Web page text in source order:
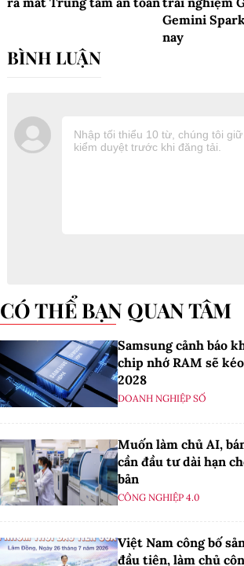
Gemini
nay
CÓ THỂ BẠN QUAN TÂM
Samsung cảnh báo
chip nhớ RAM sẽ
2028
DOANH NGHIỆP SỐ
Muốn làm chủ AI,
cần đầu tư dài hạn
bản
CÔNG NGHIỆP 4.0
Việt Nam công bố
đầu tiên, làm chủ